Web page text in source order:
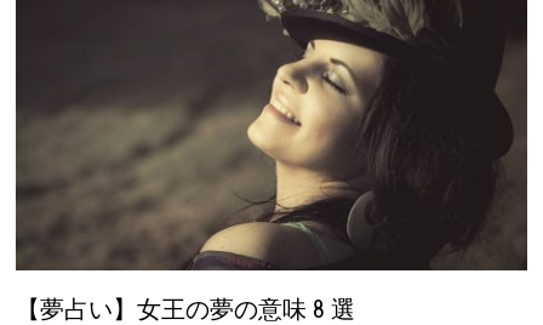
【夢占い】女王の夢の意味 8 選